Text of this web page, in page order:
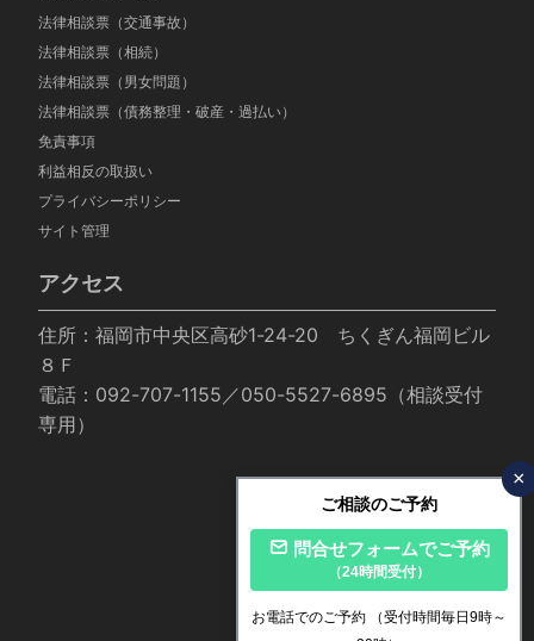
法律相談票（交通事故）
法律相談票（相続）
法律相談票（男女問題）
法律相談票（債務整理・破産・過払い）
免責事項
利益相反の取扱い
プライバシーポリシー
サイト管理
アクセス
住所：福岡市中央区高砂1-24-20 ちくぎん福岡ビル
８Ｆ
電話：092-707-1155／050-5527-6895（相談受付
専用）
ご相談のご予約
×
問合せフォームでご予約
（24時間受付）
お電話でのご予約
（受付時間毎日9時～